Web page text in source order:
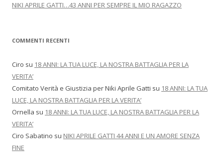
NIKI APRILE GATTI…43 ANNI PER SEMPRE IL MIO RAGAZZO
COMMENTI RECENTI
Ciro su 18 ANNI: LA TUA LUCE, LA NOSTRA BATTAGLIA PER LA
VERITA’
Comitato Verità e Giustizia per Niki Aprile Gatti su 18 ANNI: LA TUA
LUCE, LA NOSTRA BATTAGLIA PER LA VERITA’
Ornella su 18 ANNI: LA TUA LUCE, LA NOSTRA BATTAGLIA PER LA
VERITA’
Ciro Sabatino su NIKI APRILE GATTI 44 ANNI E UN AMORE SENZA
FINE